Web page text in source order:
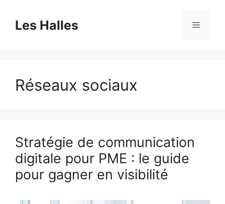
contenuLes Halles Menu
Réseaux sociaux
Stratégie de communication
digitale pour PME : le guide
pour gagner en visibilité